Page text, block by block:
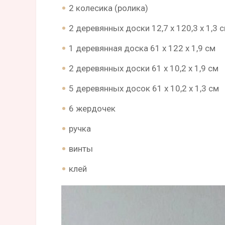
2 колесика (ролика)
2 деревянных доски 12,7 х 120,3 х 1,3
1 деревянная доска 61 х 122 x 1,9 см
2 деревянных доски 61 х 10,2 х 1,9 см
5 деревянных досок 61 х 10,2 х 1,3 см
6 жердочек
ручка
винты
клей